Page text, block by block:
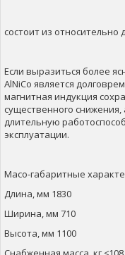
состоит из относительно
Если выразиться более
AlNiCo является
магнитная индукция
существенного
длительную
эксплуатации.
Масо-габаритные
Длина, мм 1830
Ширина, мм 710
Высота, мм 1100